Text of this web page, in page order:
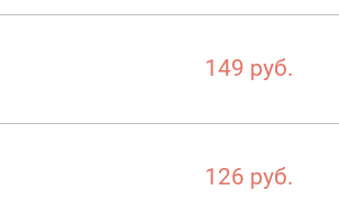
149 руб.
126 руб.